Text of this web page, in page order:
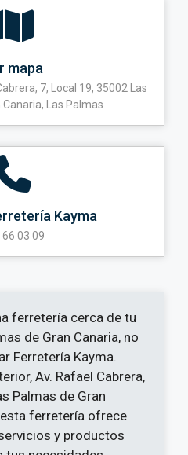
mapa
7, Local 19, 35002 Las
Canaria, Las Palmas
Kayma
66 03 09
ferretería cerca de tu
de Gran Canaria, no
Ferretería Kayma.
Av. Rafael Cabrera,
Palmas de Gran
esta ferretería ofrece
y productos